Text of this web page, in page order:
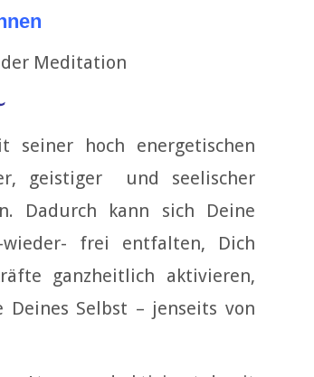
der Meditation
seiner hoch energetischen
geistiger und seelischer
Dadurch kann sich Deine
wieder- frei entfalten, Dich
ganzheitlich aktivieren,
Selbst – jenseits von